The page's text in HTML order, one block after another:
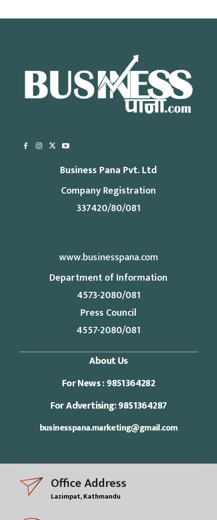
Business Pana Pvt. Ltd
Company Registration
337420/80/081
www.businesspana.com
Department of Information
4573-2080/081
Press Council
4557-2080/081
About Us
For News : 9851364282
For Advertising: 9851364287
businesspana.marketing@gmail.com
Office Address
Lazimpat, Kathmandu